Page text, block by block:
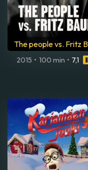
The people vs. Fritz
2015 • 100 min • 7,1